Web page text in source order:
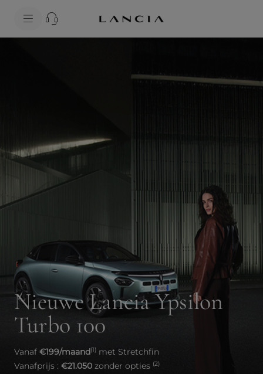
Nieuwe Lancia Ypsilon
Turbo 100
Vanaf €199/maand(1) met Stretchfin
Vanafprijs : €21.050 zonder opties (2)